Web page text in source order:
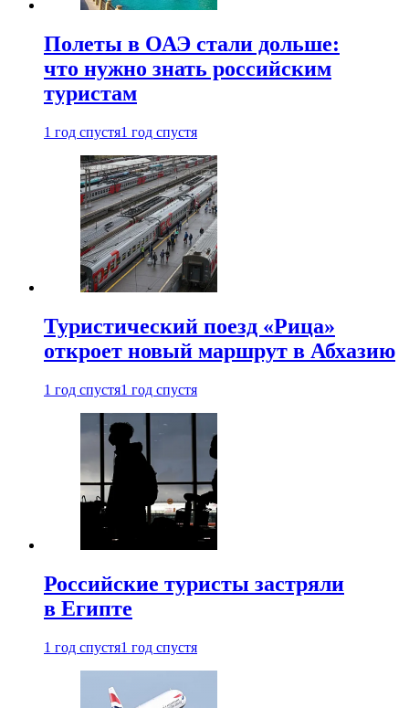
Полеты в ОАЭ стали дольше:
что нужно знать российским
туристам
1 год спустя1 год спустя
Туристический поезд «Рица»
откроет новый маршрут в Абхазию
1 год спустя1 год спустя
Российские туристы застряли
в Египте
1 год спустя1 год спустя